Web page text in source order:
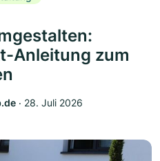
Anleitung zum
‧ 28. Juli 2026